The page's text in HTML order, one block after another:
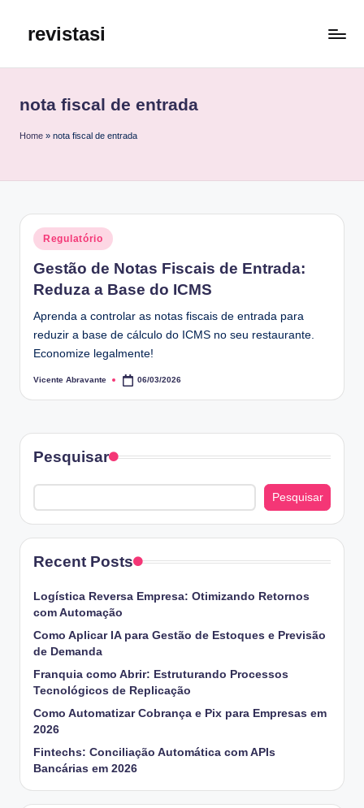
revistasi
melhor
mais
nota fiscal de entrada
Home » nota fiscal de entrada
Posted
in
Regulatório
Gestão de Notas Fiscais de Entrada:
Reduza a Base do ICMS
Aprenda a controlar as notas fiscais de entrada para
reduzir a base de cálculo do ICMS no seu restaurante.
Economize legalmente!
Posted
Vicente Abravante 06/03/2026
Pesquisar
Pesquisar
Recent Posts
Logística Reversa Empresa: Otimizando Retornos
com Automação
Como Aplicar IA para Gestão de Estoques e Previsão
de Demanda
Franquia como Abrir: Estruturando Processos
Tecnológicos de Replicação
Como Automatizar Cobrança e Pix para Empresas em
2026
Fintechs: Conciliação Automática com APIs
Bancárias em 2026